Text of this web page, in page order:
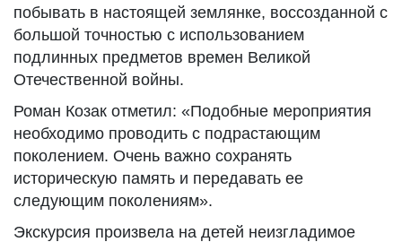
побывать в настоящей землянке, воссозданной с
большой точностью с использованием
подлинных предметов времен Великой
Отечественной войны.
Роман Козак отметил: «Подобные мероприятия
необходимо проводить с подрастающим
поколением. Очень важно сохранять
историческую память и передавать ее
следующим поколениям».
Экскурсия произвела на детей неизгладимое